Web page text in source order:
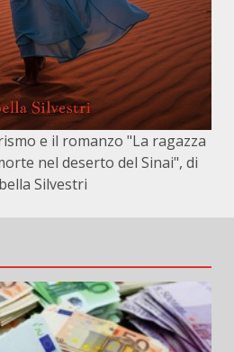
e il romanzo "La ragazza
nel deserto del Sinai", di
Silvestri